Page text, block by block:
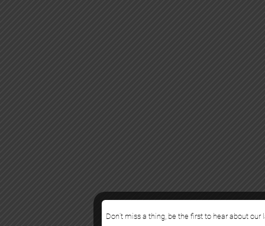
Don’t miss a thing, be the first to hear about